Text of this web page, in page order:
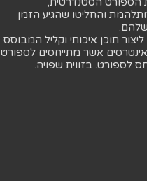
והחליטו שהגיע הזמן
שלהם.
תוכן איכותי וקליל המבוסס
אינטרסים אשר מתייחסים לספורט
לספורט. בזווית שפויה.